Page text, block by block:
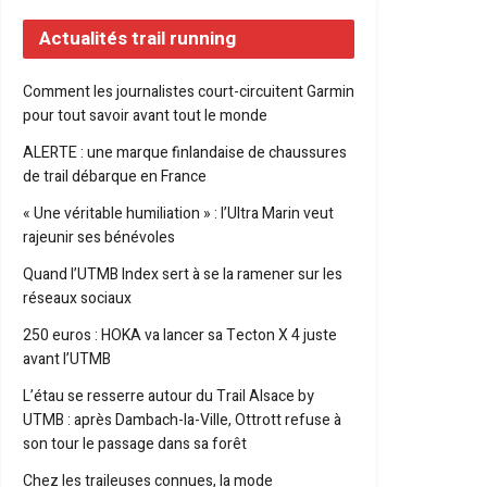
Actualités trail running
Comment les journalistes court-circuitent Garmin
pour tout savoir avant tout le monde
ALERTE : une marque finlandaise de chaussures
de trail débarque en France
« Une véritable humiliation » : l’Ultra Marin veut
rajeunir ses bénévoles
Quand l’UTMB Index sert à se la ramener sur les
réseaux sociaux
250 euros : HOKA va lancer sa Tecton X 4 juste
avant l’UTMB
L’étau se resserre autour du Trail Alsace by
UTMB : après Dambach-la-Ville, Ottrott refuse à
son tour le passage dans sa forêt
Chez les traileuses connues, la mode